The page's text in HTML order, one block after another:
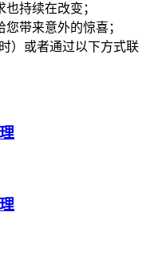
持续在改变；
带来意外的惊喜；
）或者通过以下方式联